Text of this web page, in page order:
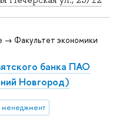
Факультет экономики
банка ПАО
Новгород)
менеджмент